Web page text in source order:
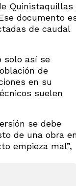
Quinistaquillas
documento
de caudal
solo así se
de
en su
suelen
se debe
de una obra
empieza mal”,